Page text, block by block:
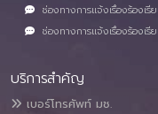
ช่องทางการแจ้งเรื่องร้องเ
ช่องทางการแจ้งเรื่องร้องเ
บริการสำคัญ
เบอร์โทรศัพท์ มช.